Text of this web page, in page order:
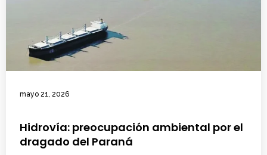
mayo 21, 2026
Hidrovía: preocupación ambiental por el
dragado del Paraná